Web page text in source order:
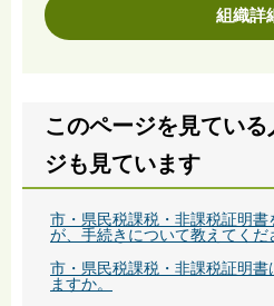
組織詳
このページを見てい
ジも見ています
市・県民税課税・非課税証明
が、手続きについて教えてくだ
市・県民税課税・非課税証明
ますか。